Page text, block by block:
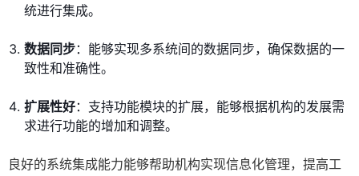
统进行集成。
数据同步：能够实现多系统间的数据同步，确保数据的一
致性和准确性。
扩展性好：支持功能模块的扩展，能够根据机构的发展需
求进行功能的增加和调整。
良好的系统集成能力能够帮助机构实现信息化管理，提高工